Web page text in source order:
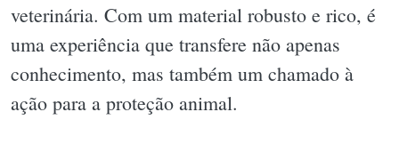
veterinária. Com um material robusto e rico, é
uma experiência que transfere não apenas
conhecimento, mas também um chamado à
ação para a proteção animal.